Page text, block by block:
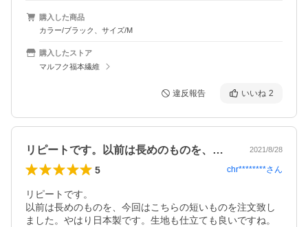
購入した商品
カラー/ブラック、サイズ/M
購入したストア
マルフク福本繊維
違反報告 いいね 2
リピートです。以前は長めのものを、今回… 2021/8/28
5 chr********さん
リピートです。
以前は長めのものを、今回はこちらの短いものを注文致し
ました。やはり日本製です。生地も仕立ても良いですね。